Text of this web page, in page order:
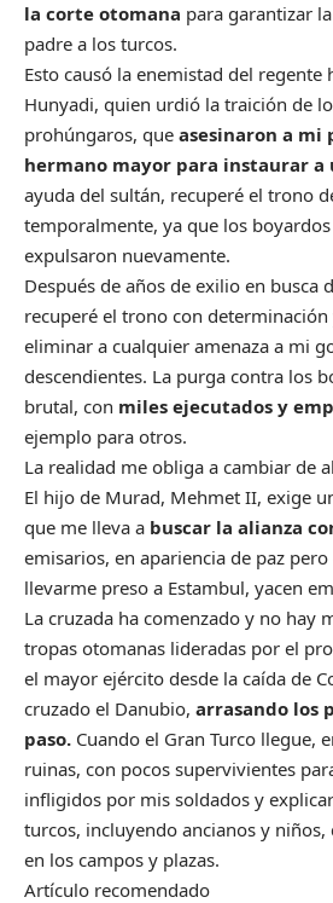
la corte otomana para garantizar
padre a los turcos.
Esto causó la enemistad del regente
Hunyadi, quien urdió la traición de
prohúngaros, que asesinaron a mi
hermano mayor para instaurar a
ayuda del sultán, recuperé el trono
temporalmente, ya que los
expulsaron nuevamente.
Después de años de exilio en busca
recuperé el trono con determinación
eliminar a cualquier amenaza a mi
descendientes. La purga contra los
brutal, con miles ejecutados y
ejemplo para otros.
La realidad me obliga a cambiar de
El hijo de Murad, Mehmet II, exige
que me lleva a buscar la alianza
emisarios, en apariencia de paz
llevarme preso a Estambul, yacen
La cruzada ha comenzado y no hay
tropas otomanas lideradas por el
el mayor ejército desde la caída de
cruzado el Danubio, arrasando los
paso. Cuando el Gran Turco llegue,
ruinas, con pocos supervivientes
infligidos por mis soldados y
turcos, incluyendo ancianos y niños,
en los campos y plazas.
Artículo recomendado